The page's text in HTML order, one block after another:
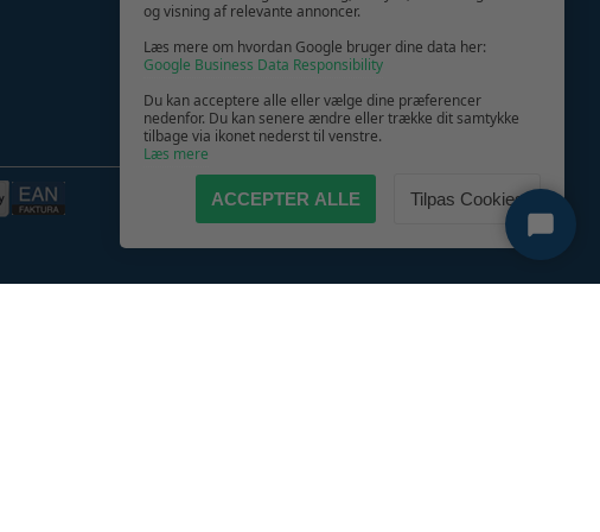
og visning af relevante annoncer.
Læs mere om hvordan Google bruger dine data her:
Google Business Data Responsibility
Du kan acceptere alle eller vælge dine præferencer
nedenfor. Du kan senere ændre eller trække dit samtykke
tilbage via ikonet nederst til venstre.
Læs mere
ACCEPTER ALLE Tilpas Cookies